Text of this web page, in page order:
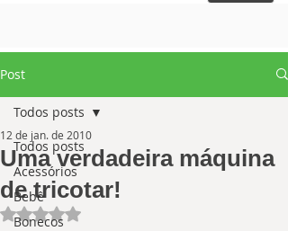
Post
Todos posts
Acessórios
Bebê
Bonecos
Todos posts
Uma verdadeira máquina
de tricotar!
12 de jan. de 2010
Avaliado com NaN de 5 estrelas.